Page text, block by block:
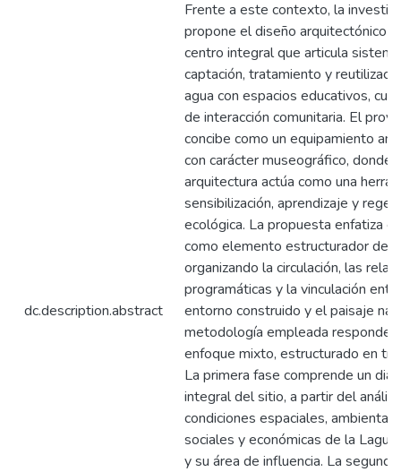
dc.description.abstract
Frente a este contexto, la
propone el diseño arquitectónico
centro integral que articula
captación, tratamiento y
agua con espacios educativos,
de interacción comunitaria. El
concibe como un equipamiento
con carácter museográfico, donde
arquitectura actúa como una
sensibilización, aprendizaje y
ecológica. La propuesta enfatiza el
como elemento estructurador del
organizando la circulación, las
programáticas y la vinculación
entorno construido y el paisaje
metodología empleada responde
enfoque mixto, estructurado en
La primera fase comprende un
integral del sitio, a partir del
condiciones espaciales,
sociales y económicas de la
y su área de influencia. La